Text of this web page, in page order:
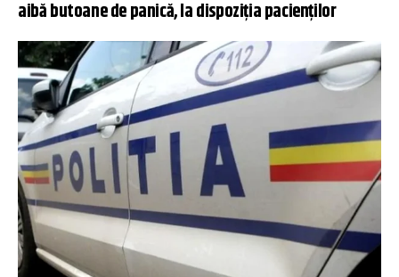
aibă butoane de panică, la dispoziția pacienților